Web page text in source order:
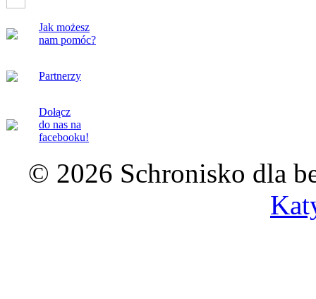
Jak możesz
nam pomóc?
Partnerzy
Dołącz
do nas na
facebooku!
© 2026 Schronisko dla